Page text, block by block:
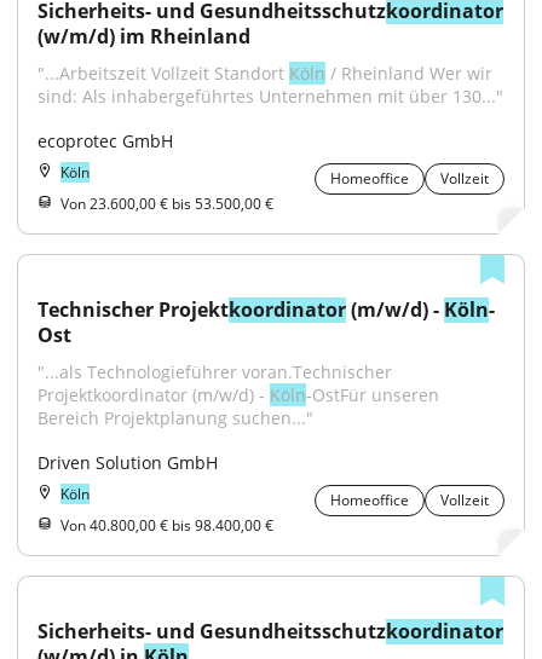
Sicherheits- und Gesundheitsschutzkoordinator
(w/m/d) im Rheinland
"...Arbeitszeit Vollzeit Standort Köln / Rheinland Wer wir
sind: Als inhabergeführtes Unternehmen mit über 130..."
ecoprotec GmbH
Köln Homeoffice
Vollzeit
Von 23.600,00 € bis 53.500,00 €
Technischer Projektkoordinator (m/w/d) - Köln-
Ost
"...als Technologieführer voran.Technischer
Projektkoordinator (m/w/d) - Köln-OstFür unseren
Bereich Projektplanung suchen..."
Driven Solution GmbH
Köln Homeoffice
Vollzeit
Von 40.800,00 € bis 98.400,00 €
Sicherheits- und Gesundheitsschutzkoordinator